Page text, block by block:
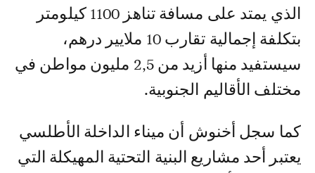
الذي يمتد على مسافة تناهز 1100 كيلومتر
بتكلفة إجمالية تقارب 10 ملايير درهم،
سيستفيد منها أزيد من 2,5 مليون مواطن في
مختلف الأقاليم الجنوبية.
كما سجل أخنوش أن ميناء الداخلة الأطلسي
يعتبر أحد مشاريع البنية التحتية المهيكلة التي